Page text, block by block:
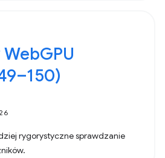
rygorystyczne sprawdzanie